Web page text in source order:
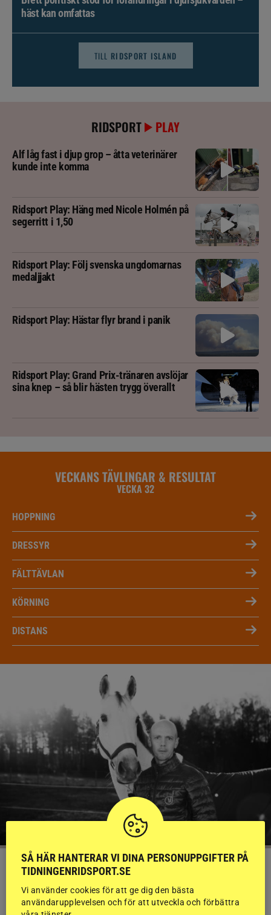
häst kan omfattas
TILL RIDSPORT ISLAND
RIDSPORT PLAY
Alf låg fast i djup grop – åtta veterinärer
kunde inte komma
Ridsport Play: Häng med Nicole Holmén på
segerritt i 1,50
Ridsport Play: Följ svenska ungdomarnas
medaljjakt
Ridsport Play: Hästar flyr brand i panik
Ridsport Play: Grand Prix-tränaren avslöjar
sina knep – så blir hästen trygg överallt
VECKANS TÄVLINGAR & RESULTAT
VECKA 32
HOPPNING
DRESSYR
FÄLTTÄVLAN
KÖRNING
DISTANS
KRÖNIKA
Björn Svensson: ”Finns de hatade
grusrutorna på riktigt?”
SÅ HÄR HANTERAR VI DINA PERSONUPPGIFTER PÅ
TIDNINGENRIDSPORT.SE
Vi använder cookies för att ge dig den bästa
användarupplevelsen och för att utveckla och förbättra